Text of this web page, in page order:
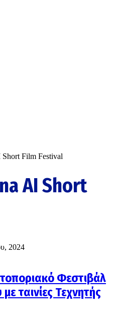
Film Festival
AI Short
2024
Φεστιβάλ
ταινίες Τεχνητής